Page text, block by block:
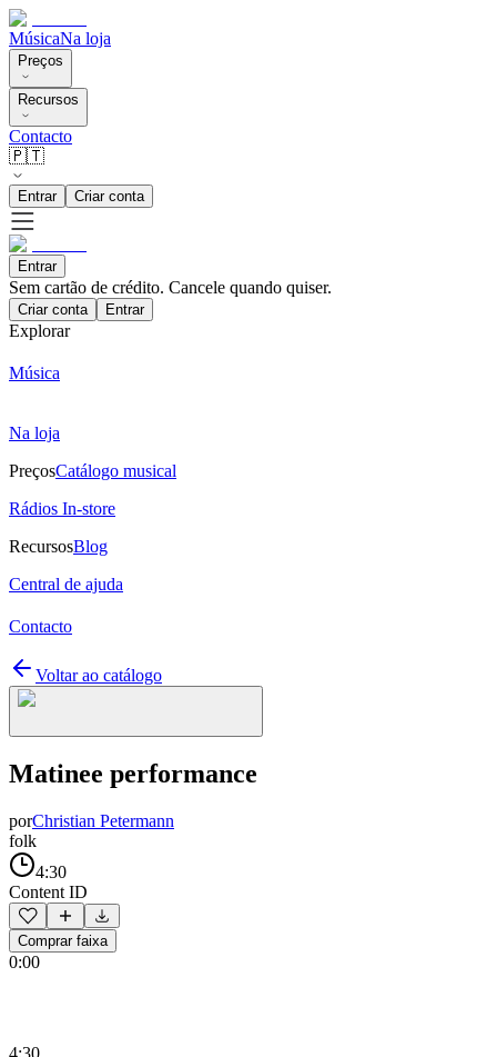
MúsicaNa loja
Preços
Recursos
Contacto
🇵🇹
Entrar Criar conta
Entrar
Sem cartão de crédito. Cancele quando quiser.
Criar conta Entrar
Explorar
Música
Na loja
PreçosCatálogo musical
Rádios In-store
RecursosBlog
Central de ajuda
Contacto
Voltar ao catálogo
Matinee performance
porChristian Petermann
folk
4:30
Content ID
Comprar faixa
0:00
4:30